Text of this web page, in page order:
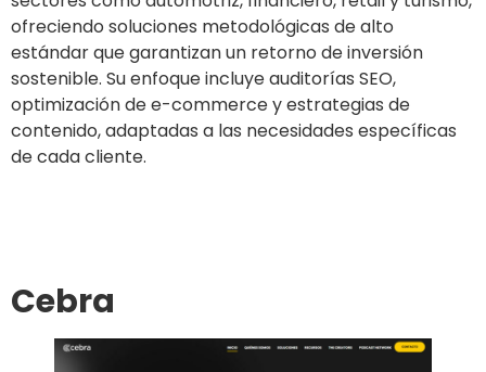
ofreciendo soluciones metodológicas de alto
estándar que garantizan un retorno de inversión
sostenible. Su enfoque incluye auditorías SEO,
optimización de e-commerce y estrategias de
contenido, adaptadas a las necesidades específicas
de cada cliente.
Cebra